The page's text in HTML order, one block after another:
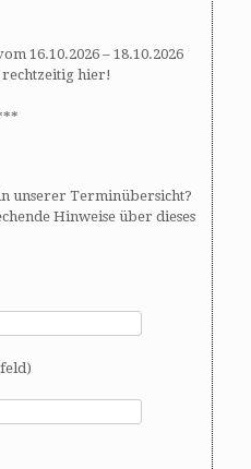
16.10.2026 – 18.10.2026
rechtzeitig hier!
unserer Terminübersicht?
Hinweise über dieses